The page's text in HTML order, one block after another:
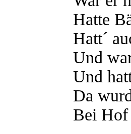
Hatte
Hatt´ auch
Und war
Und hatt´
Da wurden
Bei Hof